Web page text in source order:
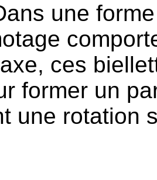
une
ces
former un
une rotation